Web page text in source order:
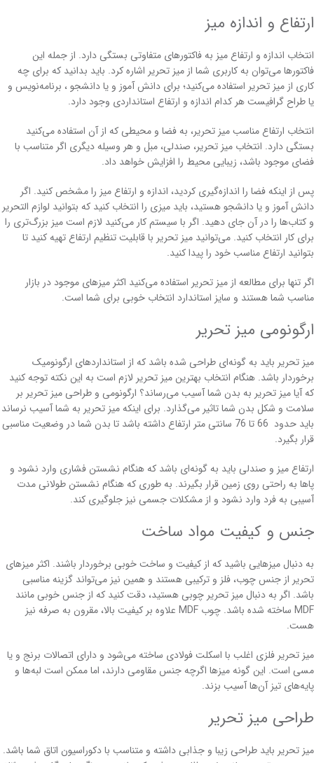
ارتفاع و اندازه میز
انتخاب اندازه و ارتفاع میز به فاکتورهای متفاوتی بستگی دارد. از جمله این
فاکتورها می‌توان به کاربری شما از میز تحریر اشاره کرد. باید بدانید که برای چه
کاری از میز تحریر استفاده می‌کنید؛ برای دانش آموز و یا دانشجو ، برنامه‌نویس و
یا طراح گرافیست هر کدام اندازه و ارتفاع استانداردی وجود دارد.
انتخاب ارتفاع مناسب میز تحریر، به فضا و محیطی که از آن استفاده می‌کنید
بستگی دارد. انتخاب میز تحریر، صندلی، مبل و هر وسیله دیگری اگر متناسب با
فضای موجود باشد، زیبایی محیط را افزایش خواهد داد.
پس از اینکه فضا را اندازه‌گیری کردید، اندازه و ارتفاع میز را مشخص کنید. اگر
دانش آموز و یا دانشجو هستید، باید میزی را انتخاب کنید که بتوانید لوازم التحریر
و کتاب‌ها را در آن جای دهید. اگر با سیستم کار می‌کنید لازم است میز بزرگ‌تری را
برای کار انتخاب کنید. می‌توانید میز تحریر با قابلیت تنظیم ارتفاع تهیه کنید تا
بتوانید ارتفاع مناسب خود را پیدا کنید.
اگر تنها برای مطالعه از میز تحریر استفاده می‌کنید اکثر میزهای موجود در بازار
مناسب شما هستند و سایز استاندارد انتخاب خوبی برای شما است.
ارگونومی میز تحریر
میز تحریر باید به گونه‌ای طراحی شده باشد که از استانداردهای ارگونومیک
برخوردار باشد. هنگام انتخاب بهترین میز تحریر لازم است به این نکته توجه کنید
که آیا میز تحریر به بدن شما آسیب می‌رساند؟ ارگونومی و طراحی میز تحریر بر
سلامت و شکل بدن شما تاثیر می‌گذارد. برای اینکه میز تحریر به شما آسیب نرساند
باید حدود 66 تا 76 سانتی متر ارتفاع داشته باشد تا بدن شما در وضعیت مناسبی
قرار بگیرد.
ارتفاع میز و صندلی باید به گونه‌ای باشد که هنگام نشستن فشاری وارد نشود و
پاها به راحتی روی زمین قرار بگیرند. به طوری که هنگام نشستن طولانی مدت
آسیبی به فرد وارد نشود و از مشکلات جسمی نیز جلوگیری کند.
جنس و کیفیت مواد ساخت
به دنبال میزهایی باشید که از کیفیت و ساخت خوبی برخوردار باشند. اکثر میزهای
تحریر از جنس چوب، فلز و ترکیبی هستند و همین نیز می‌تواند گزینه مناسبی
باشد. اگر به دنبال میز تحریر چوبی هستید، دقت کنید که از جنس خوبی مانند
MDF ساخته شده باشد. چوب MDF علاوه بر کیفیت بالا، مقرون به صرفه نیز
هست.
میز تحریر فلزی اغلب با اسکلت فولادی ساخته می‌شود و دارای اتصالات برنج و یا
مسی است. این گونه میزها اگرچه جنس مقاومی دارند، اما ممکن است لبه‌ها و
پایه‌های تیز آن‌ها آسیب‌ بزند.
طراحی میز تحریر
میز تحریر باید طراحی زیبا و جذابی داشته و متناسب با دکوراسیون اتاق شما باشد.